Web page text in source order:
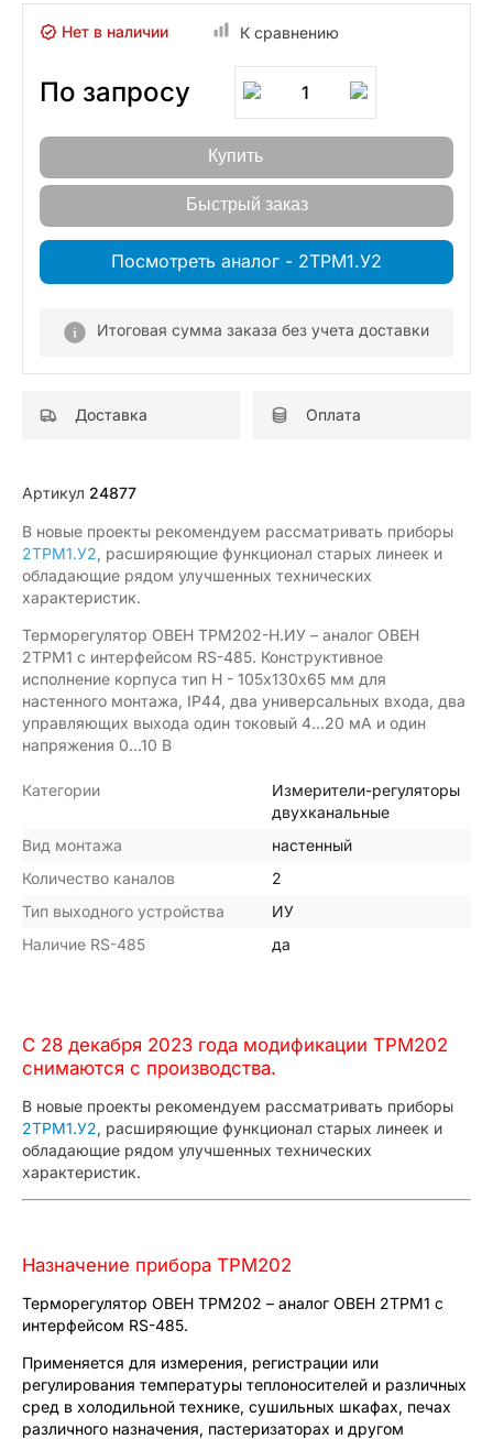
Нет в наличии К сравнению
По запросу 1
Купить
Быстрый заказ
Посмотреть аналог - 2ТРМ1.У2
Итоговая сумма заказа без учета доставки
Доставка Оплата
Артикул 24877
В новые проекты рекомендуем рассматривать приборы
2ТРМ1.У2 , расширяющие функционал старых линеек и
обладающие рядом улучшенных технических
характеристик.
Терморегулятор ОВЕН ТРМ202-Н.ИУ – аналог ОВЕН
2ТРМ1 с интерфейсом RS-485. Конструктивное
исполнение корпуса тип H - 105х130х65 мм для
настенного монтажа, IP44, два универсальных входа, два
управляющих выхода один токовый 4...20 мА и один
напряжения 0...10 В
Категории
Измерители-регуляторы
двухканальные
Вид монтажа
настенный
Количество каналов
2
Тип выходного устройства
ИУ
Наличие RS-485
да
С 28 декабря 2023 года модификации ТРМ202
снимаются с производства.
В новые проекты рекомендуем рассматривать приборы
2ТРМ1.У2, расширяющие функционал старых линеек и
обладающие рядом улучшенных технических
характеристик.
Назначение прибора ТРМ202
Терморегулятор ОВЕН ТРМ202 – аналог ОВЕН 2ТРМ1 с
интерфейсом RS-485.
Применяется для измерения, регистрации или
регулирования температуры теплоносителей и различных
сред в холодильной технике, сушильных шкафах, печах
различного назначения, пастеризаторах и другом